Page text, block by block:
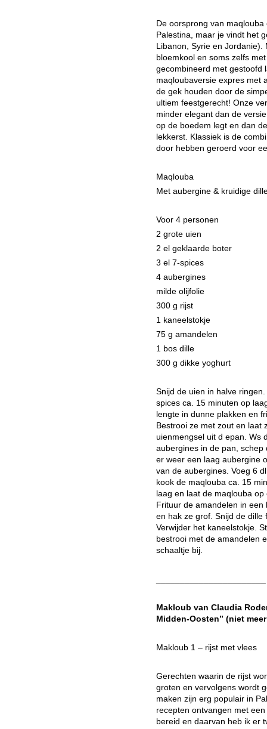
De oorsprong van
Palestina, maar je vindt het
Libanon, Syrie en
bloemkool en soms zelfs
gecombineerd met gestoofd
maqloubaversie expres met
de gek houden door de
ultiem feestgerecht! Onze
minder elegant dan de
op de boedem legt en dan
lekkerst. Klassiek is de
door hebben geroerd voor
Maqlouba
Met aubergine & kruidige
Voor 4 personen
2 grote uien
2 el geklaarde boter
3 el 7-spices
4 aubergines
milde olijfolie
300 g rijst
1 kaneelstokje
75 g amandelen
1 bos dille
300 g dikke yoghurt
Snijd de uien in halve
spices ca. 15 minuten op
lengte in dunne plakken en
Bestrooi ze met zout en laat
uienmengsel uit d epan. Ws
aubergines in de pan,
er weer een laag aubergine
van de aubergines. Voeg 6
kook de maqlouba ca. 15
laag en laat de maqlouba
Frituur de amandelen in
en hak ze grof. Snijd de
Verwijder het kaneelstokje.
bestrooi met de amandelen
schaaltje bij.
Makloub van Claudia
Midden-Oosten” (niet
Makloub 1 – rijst met vlees
Gerechten waarin de rijst
groten en vervolgens wordt
maken zijn erg populair in
recepten ontvangen met
bereid en daarvan heb ik er